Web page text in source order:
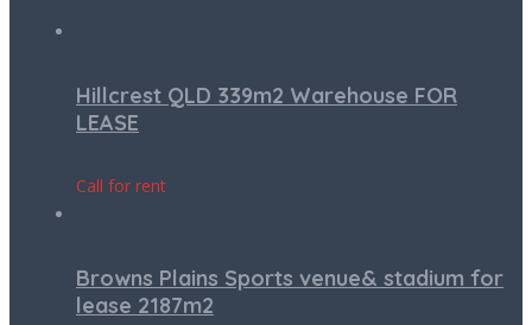
Hillcrest QLD 339m2 Warehouse FOR
LEASE
Call for rent
Browns Plains Sports venue& stadium for
lease 2187m2